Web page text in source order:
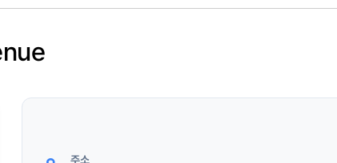
주소